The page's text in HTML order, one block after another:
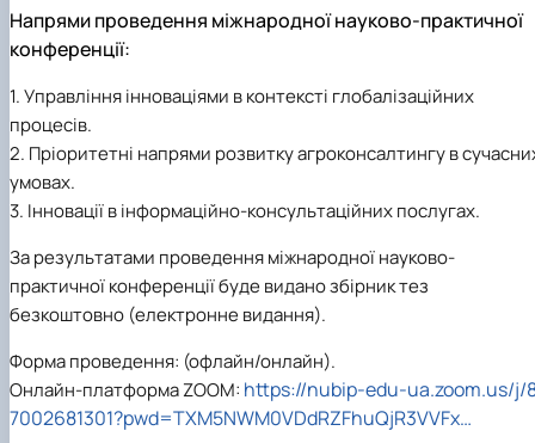
Напрями проведення міжнародної науково-практичної
конференції:
1. Управління інноваціями в контексті глобалізаційних
процесів.
2. Пріоритетні напрями розвитку агроконсалтингу в
умовах.
3. Інновації в інформаційно-консультаційних послугах.
За результатами проведення міжнародної науково-
практичної конференції буде видано збірник тез
безкоштовно (електронне видання).
Форма проведення: (офлайн/онлайн).
Онлайн-платформа ZOOM: https://nubip-edu-ua.zoom.us/j/
7002681301?pwd=TXM5NWM0VDdRZFhuQjR3VVFx…